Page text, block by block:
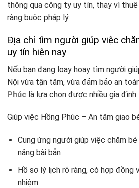
thông qua công ty uy tín, thay vì
ràng buộc pháp lý.
Địa chỉ tìm người giúp việc
uy tín hiện nay
Nếu bạn đang loay hoay tìm người
Nội vừa tận tâm, vừa đảm bảo an
Phúc là lựa chọn được nhiều gia
Giúp việc Hồng Phúc – An tâm giao
Cung ứng người giúp việc chăm
năng bài bản
Hồ sơ lý lịch rõ ràng, có hợp đồng
nhiệm